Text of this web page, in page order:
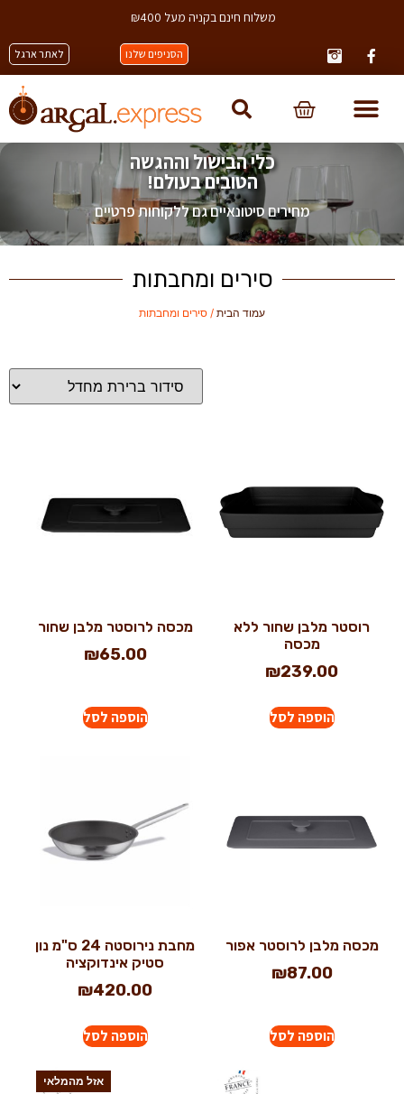
משלוח חינם בקניה מעל ₪400
הסניפים שלנו לאתר ארגל
כלי הבישול וההגשה
הטובים בעולם!
מחירים סיטונאיים גם ללקוחות פרטיים
סירים ומחבתות
עמוד הבית / סירים ומחבתות
רוסטר מלבן שחור ללא
מכסה
₪239.00
הוספה לסל
מכסה לרוסטר מלבן שחור
₪65.00
הוספה לסל
מכסה מלבן לרוסטר אפור
₪87.00
הוספה לסל
מחבת נירוסטה 24 ס"מ נון
סטיק אינדוקציה
₪420.00
הוספה לסל
אזל מהמלאי